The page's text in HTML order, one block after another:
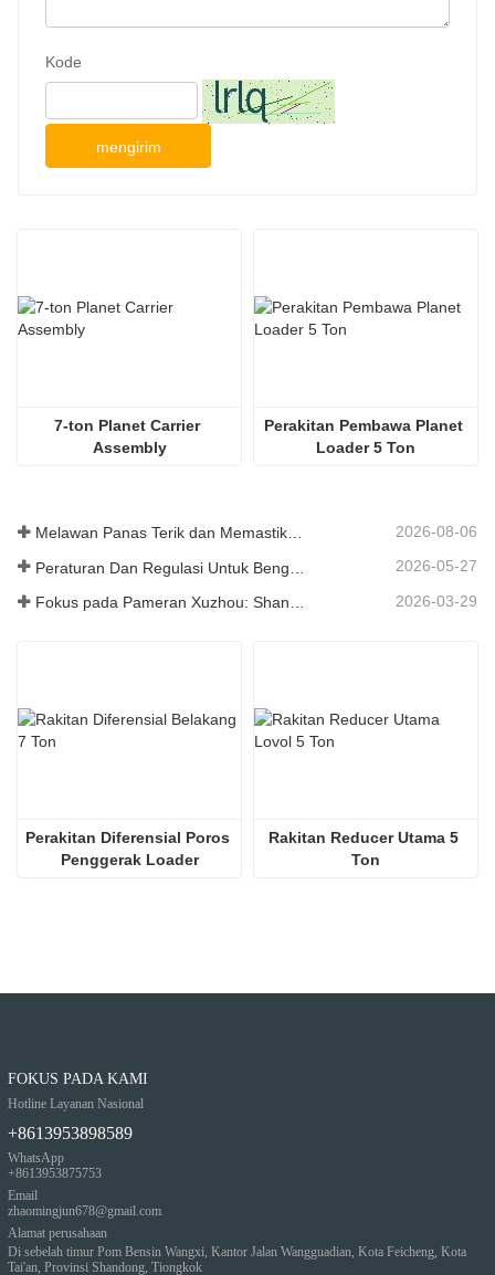
Kode
mengirim
7-ton Planet Carrier
Assembly
Perakitan Pembawa Planet
Loader 5 Ton
Melawan Panas Terik dan Memastikan Pengiriman - Perusahaan Berhasil Menyelesaikan Tugas Pengiriman Aksesori Loader 2026-08-06
2026-05-27
2026-03-29
Perakitan Diferensial Poros
Penggerak Loader
Rakitan Reducer Utama 5
Ton
FOKUS PADA KAMI
Hotline Layanan Nasional
+8613953898589
WhatsApp
+8613953875753
Email
zhaomingjun678@gmail.com
Alamat perusahaan
Di sebelah timur Pom Bensin Wangxi, Kantor Jalan Wangguadian, Kota Feicheng, Kota
Tai'an, Provinsi Shandong, Tiongkok